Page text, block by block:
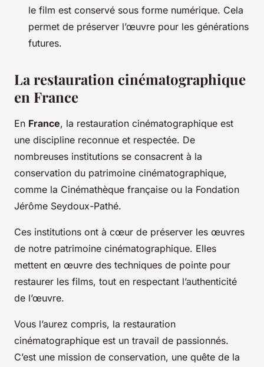
le film est conservé sous forme numérique. Cela
permet de préserver l’œuvre pour les générations
futures.
La restauration cinématographique
en France
En France, la restauration cinématographique est
une discipline reconnue et respectée. De
nombreuses institutions se consacrent à la
conservation du patrimoine cinématographique,
comme la Cinémathèque française ou la Fondation
Jérôme Seydoux-Pathé.
Ces institutions ont à cœur de préserver les œuvres
de notre patrimoine cinématographique. Elles
mettent en œuvre des techniques de pointe pour
restaurer les films, tout en respectant l’authenticité
de l’œuvre.
Vous l’aurez compris, la restauration
cinématographique est un travail de passionnés.
C’est une mission de conservation, une quête de la